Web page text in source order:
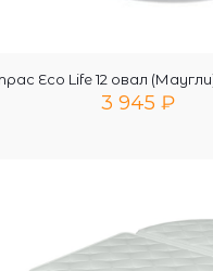
Eco Life 12 овал (Маугли)
3 945 ₽